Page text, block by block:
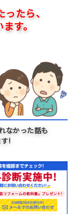
ったら、
す。
なかった話も
!